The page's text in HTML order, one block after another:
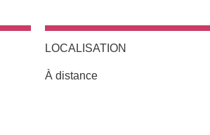
LOCALISATION
À distance